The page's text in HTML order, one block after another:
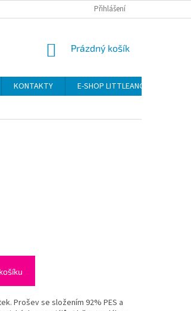
Přihlášení
NÁKUPNÍ
Prázdný košík
KONTAKTY
E-SHOP LITTLEANGEL
Prošev se složením 92% PES a